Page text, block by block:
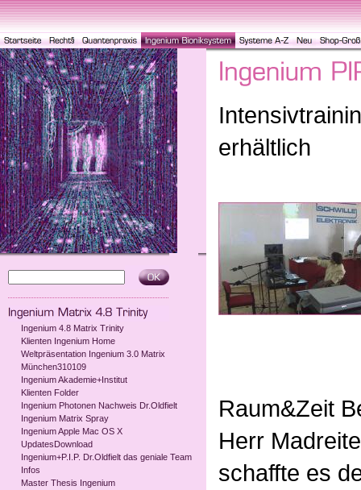
Ingenium 4.8 Matrix Trinity
Klienten Ingenium Home
Weltpräsentation Ingenium 3.0 Matrix
München310109
Ingenium Akademie+Institut
Klienten Folder
Ingenium Photonen Nachweis Dr.Oldfielt
Ingenium Matrix Spray
Ingenium Apple Mac OS X
UpdatesDownload
Ingenium+P.I.P. Dr.Oldfielt das geniale Team
Infos
Master Thesis Ingenium
erhältlich
Raum&Zeit
Herr
schaffte es